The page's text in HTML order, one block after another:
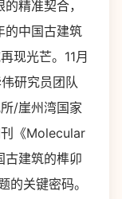
精准契合，
的中国古建筑
现光芒。11月
研究员团队
/崖州湾国家
《Molecular
古建筑的榫卯
的关键密码。